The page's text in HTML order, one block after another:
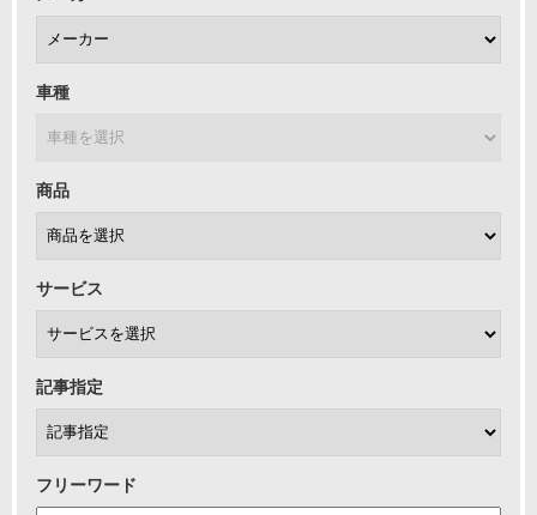
車種
商品
サービス
記事指定
フリーワード